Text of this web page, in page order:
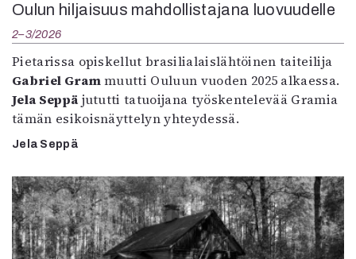
Oulun hiljaisuus mahdollistajana luovuudelle
2–3/2026
Pietarissa opiskellut brasilialaislähtöinen taiteilija
Gabriel Grammuutti Ouluun vuoden 2025 alkaessa.
Jela Seppä jututti tatuoijana työskentelevää Gramia
tämän esikoisnäyttelyn yhteydessä.
Jela Seppä